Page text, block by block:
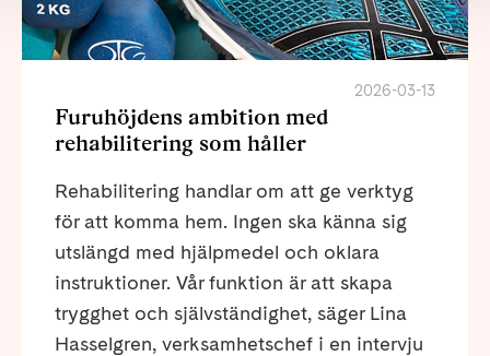
2026-03-13
Furuhöjdens ambition med
rehabilitering som håller
Rehabilitering handlar om att ge verktyg
för att komma hem. Ingen ska känna sig
utslängd med hjälpmedel och oklara
instruktioner. Vår funktion är att skapa
trygghet och självständighet, säger Lina
Hasselgren, verksamhetschef i en intervju